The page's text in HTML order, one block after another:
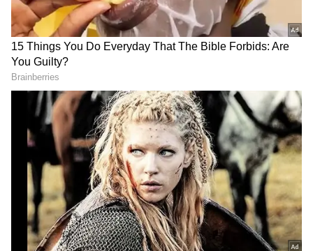
5
Image Credit :Chat Gpt
అందమైన పేపర్ ఫ్లవర్ వాజ్
ఇక న్యూస్‌పేపర్‌ తో అందమైన ఫ్లవర్ వాస్ చేయచ్చు.
పేపర్లను సన్నని రోల్స్‌గా చుట్టి, వాటిని ఒకదానికొకటి
అతికించి అదిరిపోయే ఫ్లవర్ వాజ్‌ను తయారు చేయవచ్చు.
దీనికి మీకు నచ్చిన రంగు వేసుకోవాలి. ఇది మార్కెట్లో కొన్న
ఫ్లవర్ వాజ్‌లాగే కనిపిస్తుంది. ఇందులో ఆర్టిఫిషియల్